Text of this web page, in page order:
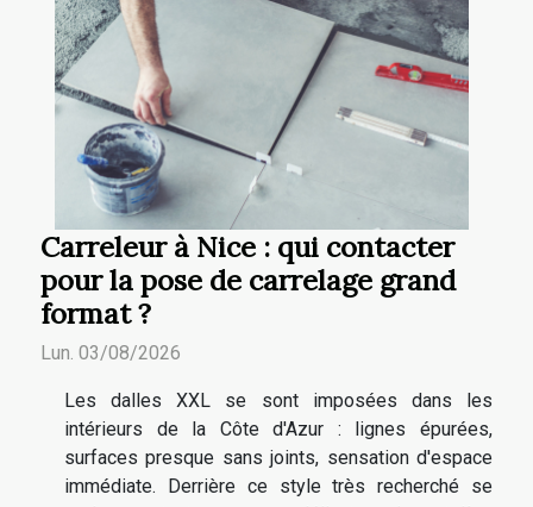
Carreleur à Nice : qui contacter
pour la pose de carrelage grand
format ?
Lun. 03/08/2026
Les dalles XXL se sont imposées dans les
intérieurs de la Côte d'Azur : lignes épurées,
surfaces presque sans joints, sensation d'espace
immédiate. Derrière ce style très recherché se